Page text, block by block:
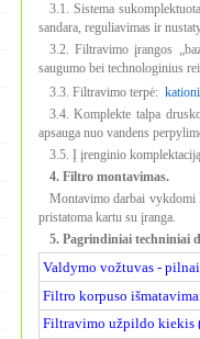
3.1. Sistema
sandara, reguliavimas ir
3.2. Filtravimo įrangos
saugumo bei technologinius
3.3. Filtravimo terpė:
3.4. Komplekte talpa
apsauga nuo vandens
3.5. Į įrenginio
4. Filtro montavimas.
Montavimo darbai
pristatoma kartu su įranga.
5. Pagrindiniai techniniai
Valdymo vožtuvas -
Filtro korpuso
Filtravimo užpildo kiekis